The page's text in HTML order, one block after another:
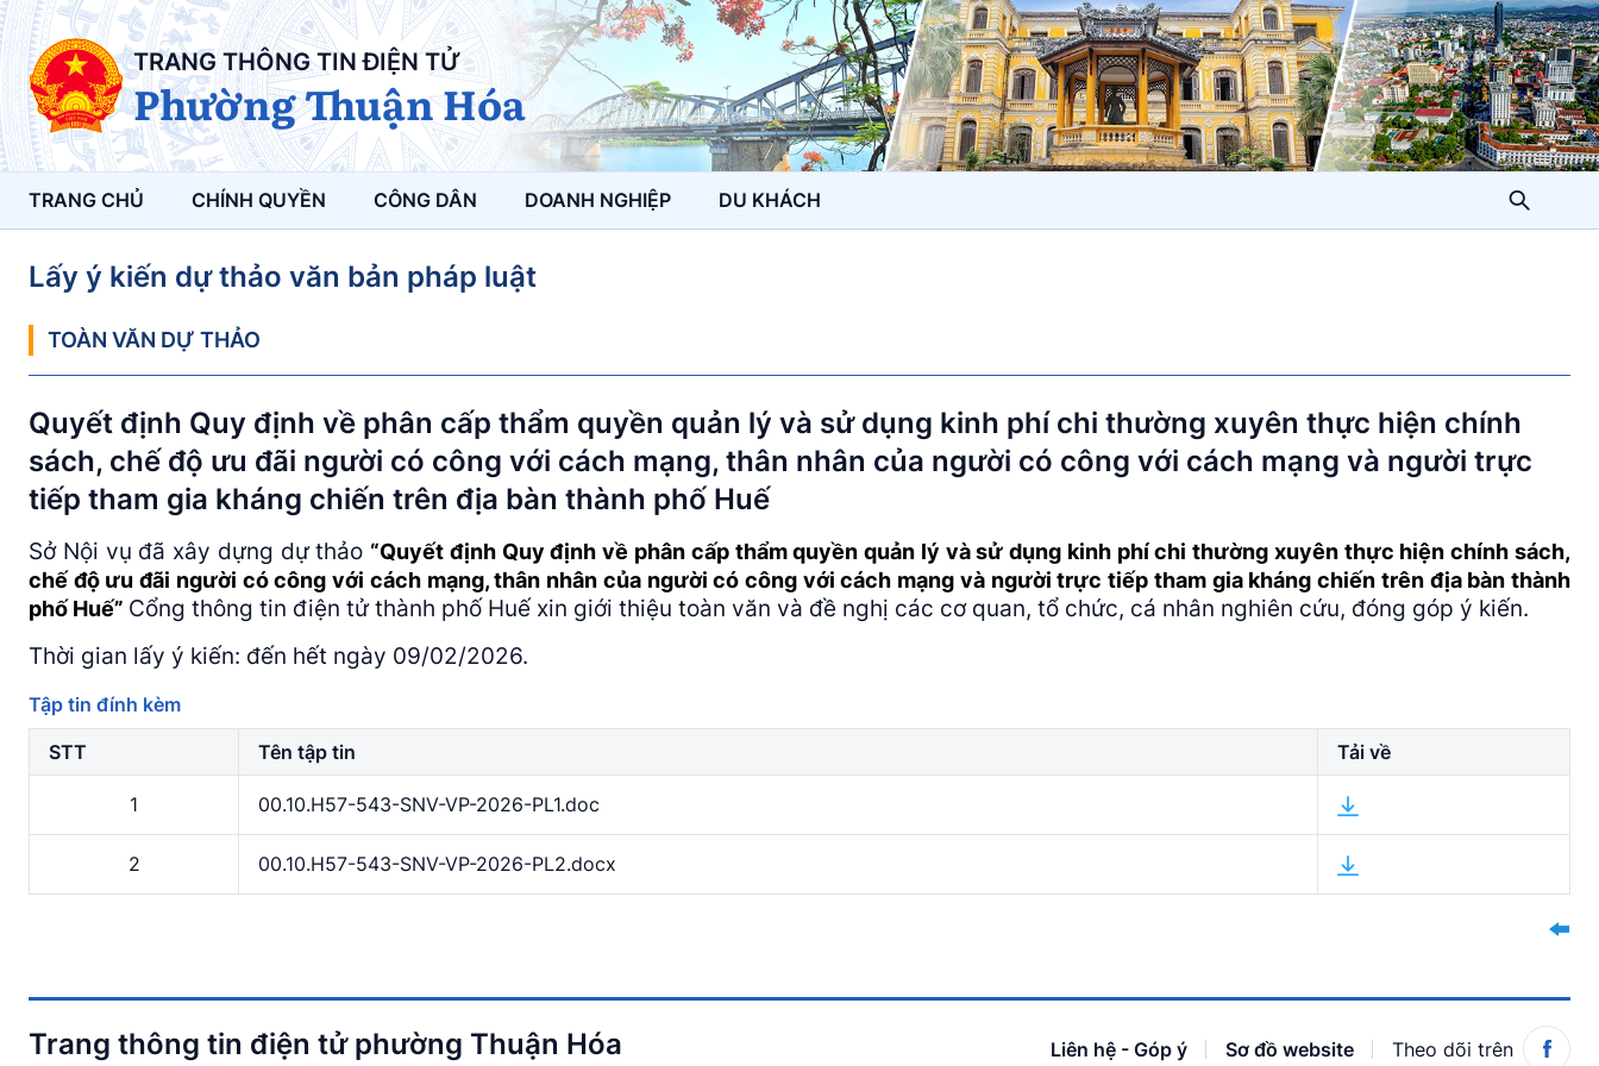
TRANG THÔNG TIN ĐIỆN TỬ
Phường Thuận Hóa
TRANG CHỦ CHÍNH QUYỀN CÔNG DÂN DOANH NGHIỆP DU KHÁCH
Lấy ý kiến dự thảo văn bản pháp luật
TOÀN VĂN DỰ THẢO
Quyết định Quy định về phân cấp thẩm quyền quản lý và sử dụng kinh phí chi thường xuyên thực hiện chính
sách, chế độ ưu đãi người có công với cách mạng, thân nhân của người có công với cách mạng và người trực
tiếp tham gia kháng chiến trên địa bàn thành phố Huế
Sở Nội vụ đã xây dựng dự thảo “Quyết định Quy định về phân cấp thẩm quyền quản lý và sử dụng kinh phí chi thường xuyên thực hiện chính sách,
chế độ ưu đãi người có công với cách mạng, thân nhân của người có công với cách mạng và người trực tiếp tham gia kháng chiến trên địa bàn thành
phố Huế” Cổng thông tin điện tử thành phố Huế xin giới thiệu toàn văn và đề nghị các cơ quan, tổ chức, cá nhân nghiên cứu, đóng góp ý kiến.
Thời gian lấy ý kiến: đến hết ngày 09/02/2026.
Tập tin đính kèm
STT
Tên tập tin Tải về
1 00.10.H57-543-SNV-VP-2026-PL1.doc
2 00.10.H57-543-SNV-VP-2026-PL2.docx
Trang thông tin điện tử phường Thuận Hóa Liên hệ - Góp ý Sơ đồ website Theo dõi trên